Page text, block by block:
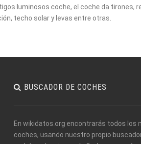
luminosos coche, el coche da tirones,
techo solar y levas entre otras.
BUSCADOR DE COCHES
En wikidatos.org encontrarás todos los
coches, usando nuestro propio